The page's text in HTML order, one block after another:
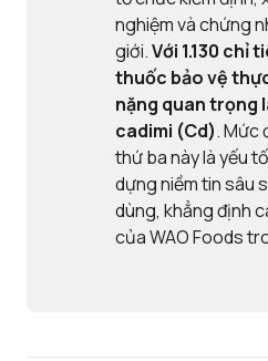
nghiệm và chứng
giới.Với 1.130 chỉ
thuốc bảo vệ
nặng quan trọng
cadimi (Cd). Mức
thứ ba này là yếu
dựng niềm tin sâu
dùng, khẳng định
của WAO Foods